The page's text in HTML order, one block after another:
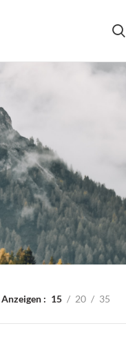
Anzeigen 15 20 35